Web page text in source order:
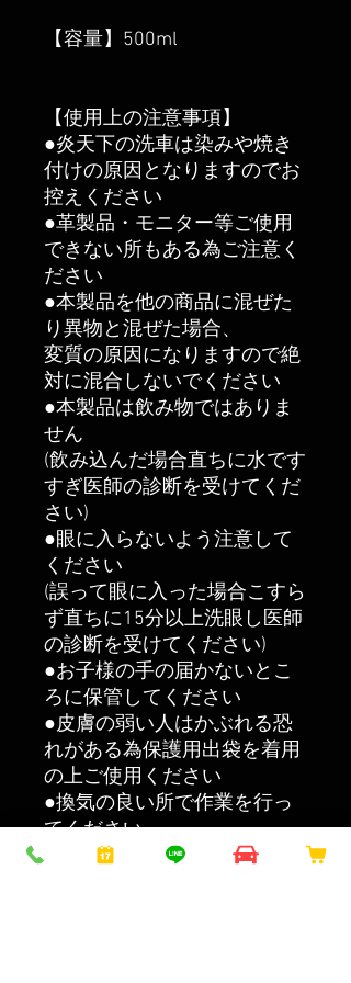
【容量】500ml
【使用上の注意事項】
●炎天下の洗車は染みや焼き
付けの原因となりますのでお
控えください
●革製品・モニター等ご使用
できない所もある為ご注意く
ださい
●本製品を他の商品に混ぜた
り異物と混ぜた場合、
変質の原因になりますので絶
対に混合しないでください
●本製品は飲み物ではありま
せん
(飲み込んだ場合直ちに水です
すぎ医師の診断を受けてくだ
さい)
●眼に入らないよう注意して
ください
(誤って眼に入った場合こすら
ず直ちに15分以上洗眼し医師
の診断を受けてください)
●お子様の手の届かないとこ
ろに保管してください
●皮膚の弱い人はかぶれる恐
れがある為保護用出袋を着用
の上ご使用ください
●換気の良い所で作業を行っ
てください
●保管の際は必ず密栓し気温